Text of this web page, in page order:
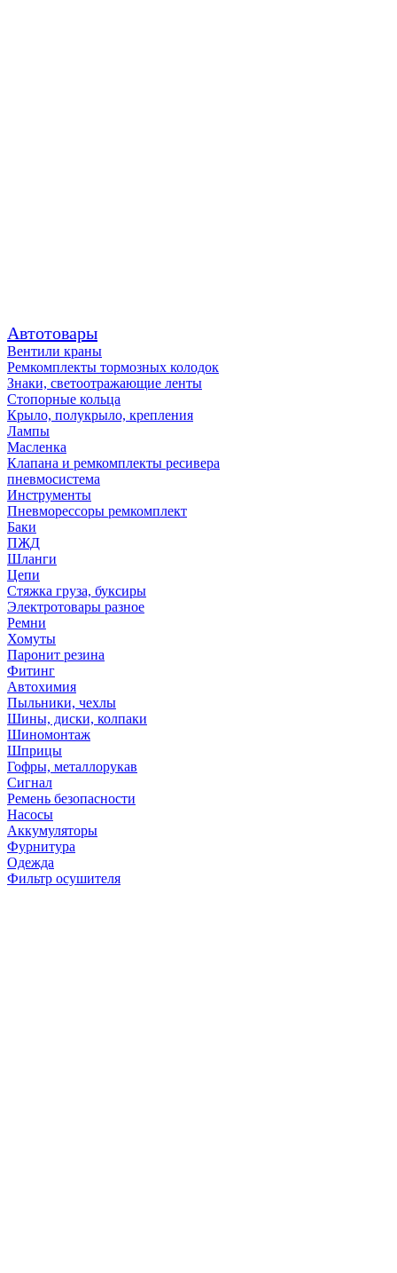
Автотовары
Вентили краны
Ремкомплекты тормозных колодок
Знаки, светоотражающие ленты
Стопорные кольца
Крыло, полукрыло, крепления
Лампы
Масленка
Клапана и ремкомплекты ресивера
пневмосистема
Инструменты
Пневморессоры ремкомплект
Баки
ПЖД
Шланги
Цепи
Стяжка груза, буксиры
Электротовары разное
Ремни
Хомуты
Паронит резина
Фитинг
Автохимия
Пыльники, чехлы
Шины, диски, колпаки
Шиномонтаж
Шприцы
Гофры, металлорукав
Сигнал
Ремень безопасности
Насосы
Аккумуляторы
Фурнитура
Одежда
Фильтр осушителя